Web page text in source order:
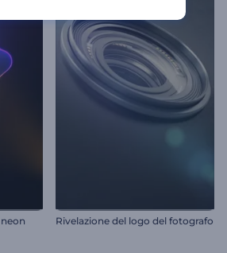
Rivelazione del logo del fotografo